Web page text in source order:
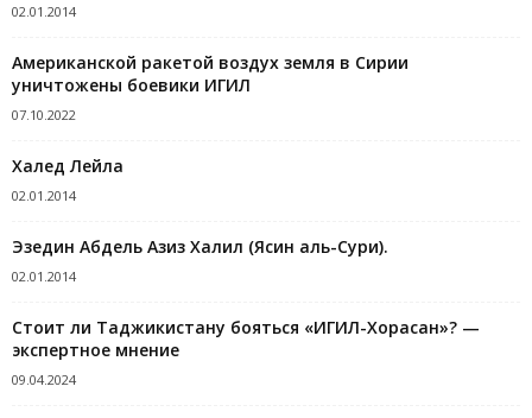
02.01.2014
Американской ракетой воздух земля в Сирии
уничтожены боевики ИГИЛ
07.10.2022
Халед Лейла
02.01.2014
Эзедин Абдель Азиз Халил (Ясин аль-Сури).
02.01.2014
Стоит ли Таджикистану бояться «ИГИЛ-Хорасан»? —
экспертное мнение
09.04.2024